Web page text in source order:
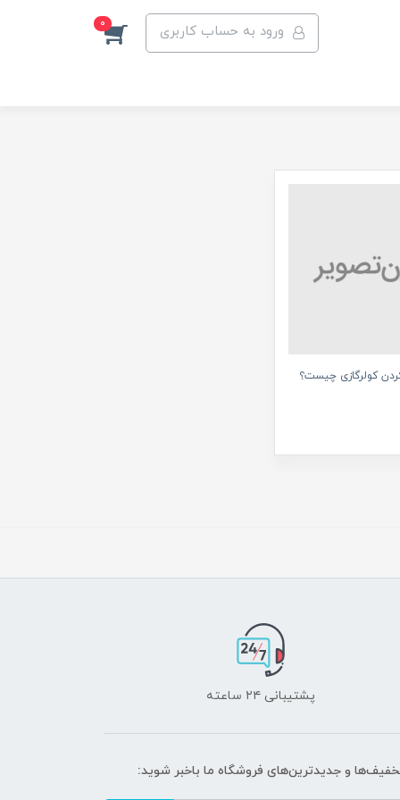
ورود به حساب کاربری 0
کردن کولرگازی چیست؟
پشتیبانی ۲۴ ساعته
و جدیدترین‌های فروشگاه ما باخبر شوید: